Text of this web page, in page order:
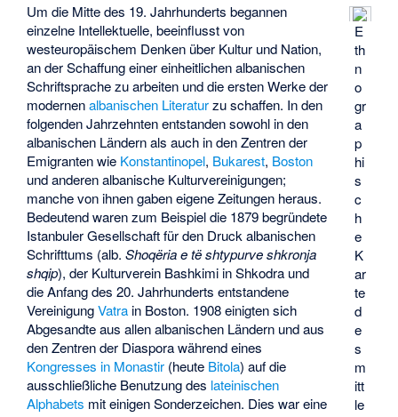
E
th
n
o
gr
a
p
hi
s
c
h
e
K
ar
te
d
e
s
m
itt
le
Um die Mitte des 19. Jahrhunderts begannen
einzelne Intellektuelle, beeinflusst von
westeuropäischem Denken über Kultur und Nation,
an der Schaffung einer einheitlichen albanischen
Schriftsprache zu arbeiten und die ersten Werke der
modernenalbanischen Literaturzu schaffen. In den
folgenden Jahrzehnten entstanden sowohl in den
albanischen Ländern als auch in den Zentren der
Emigranten wie Konstantinopel, Bukarest, Boston
und anderen albanische Kulturvereinigungen;
manche von ihnen gaben eigene Zeitungen heraus.
Bedeutend waren zum Beispiel die 1879 begründete
Istanbuler Gesellschaft für den Druck albanischen
Schrifttums (alb.Shoqëria e të shtypurve shkronja
shqip), der Kulturverein Bashkimi in Shkodra und
die Anfang des 20. Jahrhunderts entstandene
VereinigungVatra in Boston. 1908 einigten sich
Abgesandte aus allen albanischen Ländern und aus
den Zentren der Diaspora während eines
Kongresses in Monastir (heute Bitola) auf die
ausschließliche Benutzung des lateinischen
Alphabets mit einigen Sonderzeichen. Dies war eine